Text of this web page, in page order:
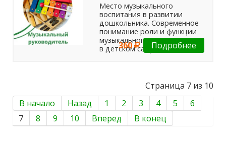
Место музыкального
воспитания в развитии
дошкольника. Современное
понимание роли и функции
музыкального руководителя
в детском саду.
360 Подробнее
Страница 7 из 10
В начало
Назад 1 2 3 4 5
6
7
8 9 10 Вперед В конец